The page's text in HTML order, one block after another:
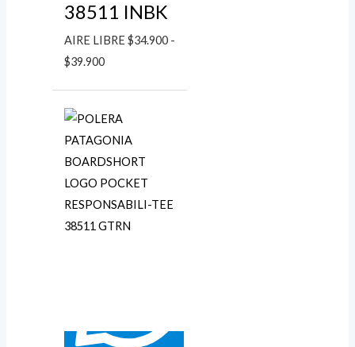
38511 INBK
AIRE LIBRE $34.900 -
$39.900